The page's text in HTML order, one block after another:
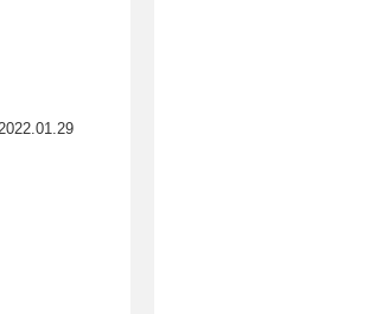
2022.01.29